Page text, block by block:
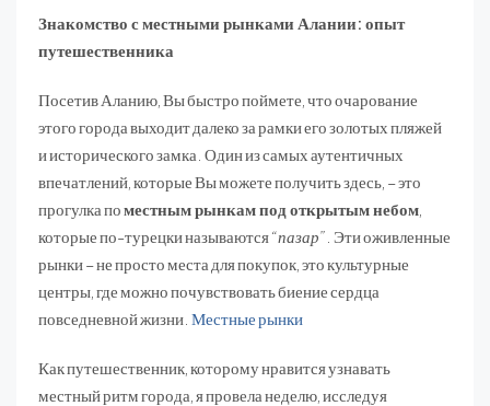
Знакомство с местными рынками Алании: опыт
путешественника
Посетив Аланию, Вы быстро поймете, что очарование
этого города выходит далеко за рамки его золотых пляжей
и исторического замка. Один из самых аутентичных
впечатлений, которые Вы можете получить здесь, – это
прогулка поместным рынкам под открытым небом
которые по-турецки называются“пазар” . Эти оживленные
рынки – не просто места для покупок, это культурные
центры, где можно почувствовать биение сердца
повседневной жизни. Местные рынки
Как путешественник, которому нравится узнавать
местный ритм города, я провела неделю, исследуя